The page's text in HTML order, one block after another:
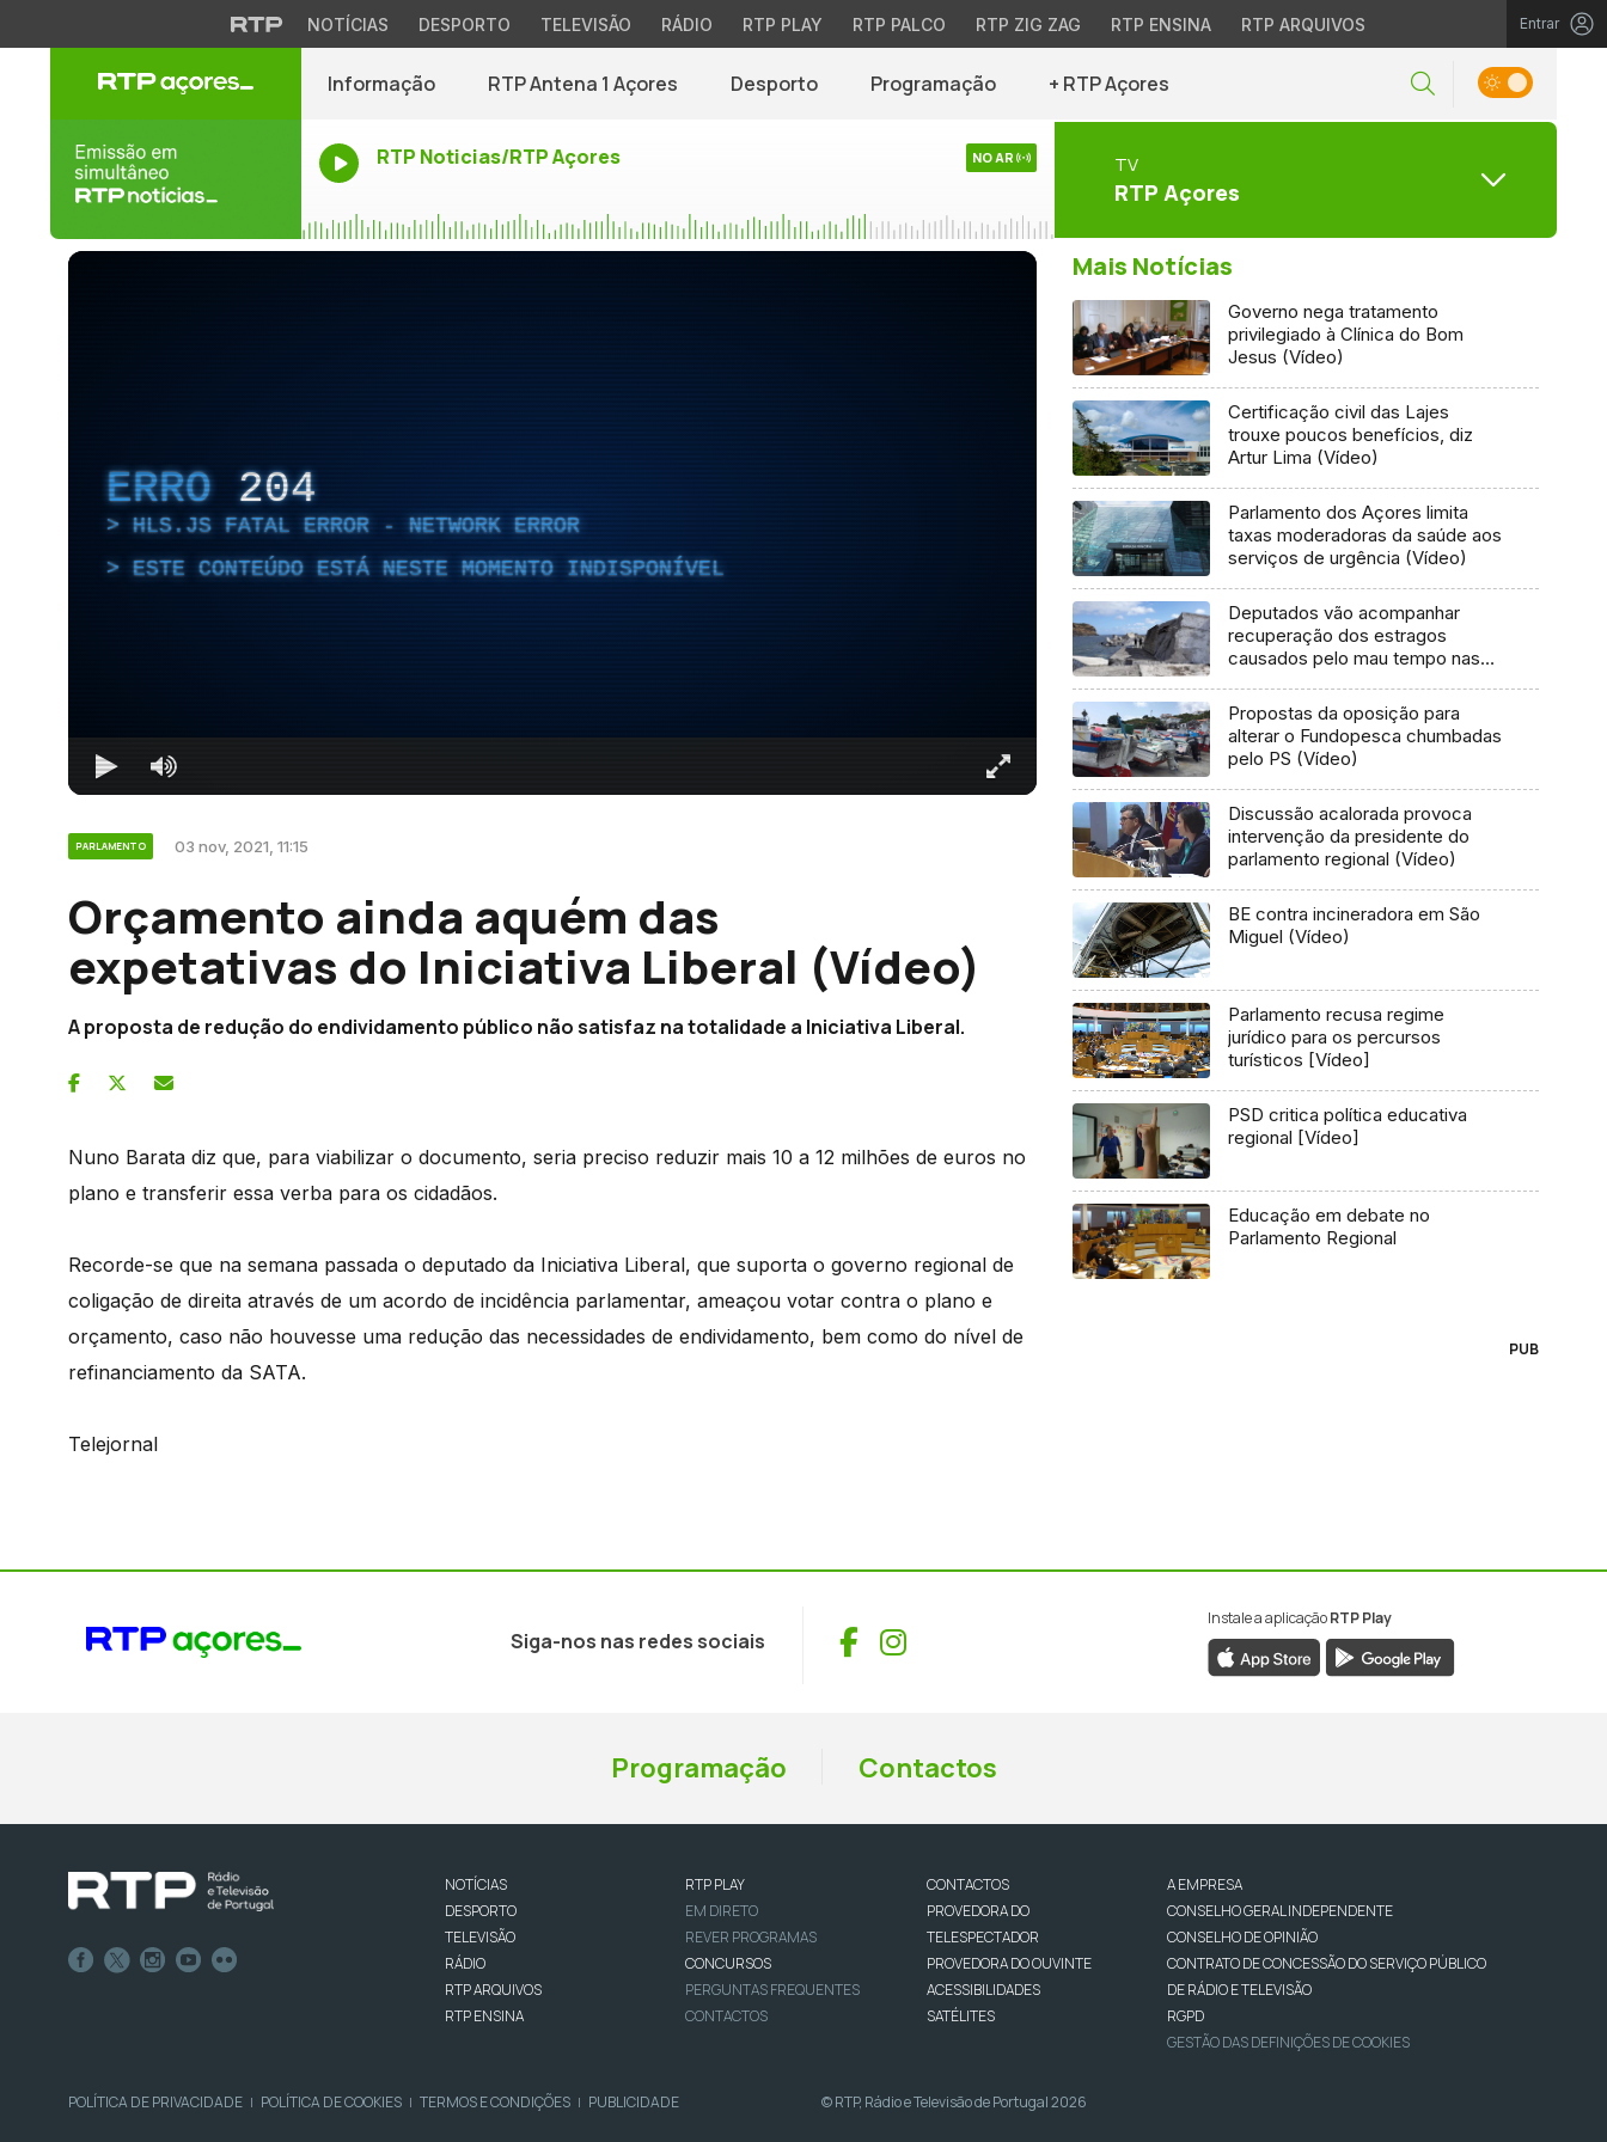
NOTÍCIAS DESPORTO TELEVISÃO RÁDIO RTP PLAY RTP PALCO RTP ZIG ZAG RTP ENSINA RTP ARQUIVOS Entrar
Informação RTP Antena 1 Açores Desporto Programação + RTP Açores
RTP Noticias/RTP Açores NO AR TV
RTP Açores
ERRO 204
HLS.JS FATAL ERROR - NETWORK ERROR
ESTE CONTEÚDO ESTÁ NESTE MOMENTO INDISPONÍVEL
PARLAMENTO 03 nov, 2021, 11:15
Orçamento ainda aquém das
expetativas do Iniciativa Liberal (Vídeo)
A proposta de redução do endividamento público não satisfaz na totalidade a Iniciativa Liberal.
Nuno Barata diz que, para viabilizar o documento, seria preciso reduzir mais 10 a 12 milhões de euros no
plano e transferir essa verba para os cidadãos.
Recorde-se que na semana passada o deputado da Iniciativa Liberal, que suporta o governo regional de
coligação de direita através de um acordo de incidência parlamentar, ameaçou votar contra o plano e
orçamento, caso não houvesse uma redução das necessidades de endividamento, bem como do nível de
refinanciamento da SATA.
Telejornal
Mais Notícias
Governo nega tratamento
privilegiado à Clínica do Bom
Jesus (Vídeo)
Certificação civil das Lajes
trouxe poucos benefícios, diz
Artur Lima (Vídeo)
Parlamento dos Açores limita
taxas moderadoras da saúde aos
serviços de urgência (Vídeo)
Deputados vão acompanhar
recuperação dos estragos
causados pelo mau tempo nas
Propostas da oposição para
alterar o Fundopesca chumbadas
pelo PS (Vídeo)
Discussão acalorada provoca
intervenção da presidente do
parlamento regional (Vídeo)
BE contra incineradora em São
Miguel (Vídeo)
Parlamento recusa regime
jurídico para os percursos
turísticos [Vídeo]
PSD critica política educativa
regional [Vídeo]
Educação em debate no
Parlamento Regional
PUB
Siga-nos nas redes sociais Facebook
Instagram
Instale a aplicaçãoRTP Play
Programação Contactos
NOTÍCIAS
DESPORTO
TELEVISÃO
RÁDIO
RTP ARQUIVOS
RTP ENSINA
RTP PLAY
EM DIRETO
REVER PROGRAMAS
CONCURSOS
PERGUNTAS FREQUENTES
CONTACTOS
CONTACTOS
PROVEDORA DO
TELESPECTADOR
PROVEDORA DO OUVINTE
ACESSIBILIDADES
SATÉLITES
A EMPRESA
CONSELHO GERAL INDEPENDENTE
CONSELHO DE OPINIÃO
CONTRATO DE CONCESSÃO DO SERVIÇO PÚBLICO
DE RÁDIO E TELEVISÃO
RGPD
GESTÃO DAS DEFINIÇÕES DE COOKIES
POLÍTICA DE PRIVACIDADE | POLÍTICA DE COOKIES | TERMOS E CONDIÇÕES | PUBLICIDADE © RTP, Rádio e Televisão de Portugal 2026